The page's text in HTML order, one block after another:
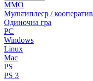
MMO
Мультиплеєр / кооператив
Одиночна гра
PC
Windows
Linux
Mac
PS
PS 3